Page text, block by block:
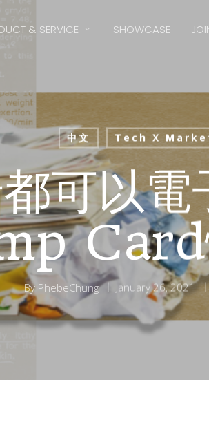
& SERVICE SHOWCASE
中文 Tech X
可以
Card
By PhebeChung January 26, 2021